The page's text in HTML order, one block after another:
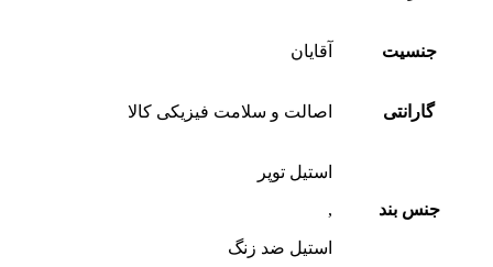
جنسیت آقایان
گارانتی اصالت و سلامت فیزیکی کالا
جنس بند
استیل توپر
,
استیل ضد زنگ